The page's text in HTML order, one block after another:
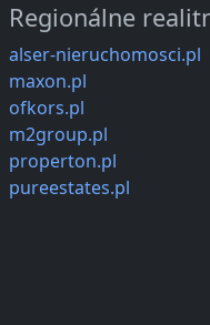
Regionálne
alser-nieruchomosci.pl
maxon.pl
ofkors.pl
m2group.pl
properton.pl
pureestates.pl